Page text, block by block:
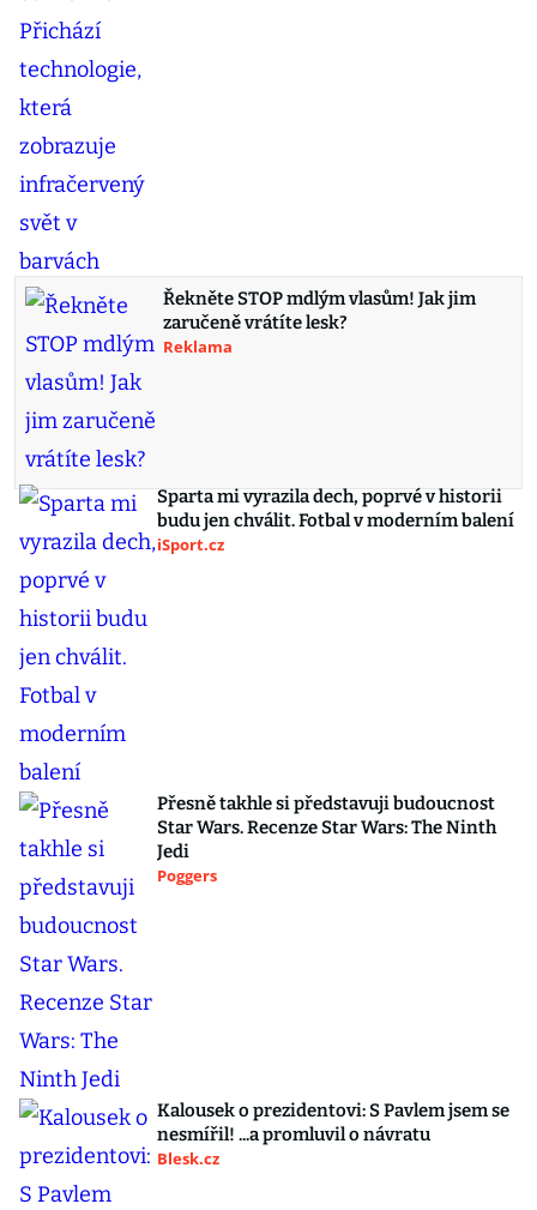
Řekněte STOP mdlým vlasům! Jak jim
zaručeně vrátíte lesk?
Reklama
Sparta mi vyrazila dech, poprvé v historii
budu jen chválit. Fotbal v moderním balení
iSport.cz
Přesně takhle si představuji budoucnost
Star Wars. Recenze Star Wars: The Ninth
Jedi
Poggers
Kalousek o prezidentovi: S Pavlem jsem se
nesmířil! ...a promluvil o návratu
Blesk.cz